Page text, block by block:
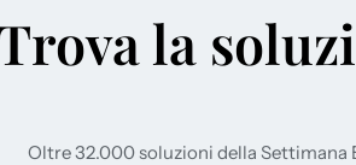
la
Oltre 32.000 soluzioni della